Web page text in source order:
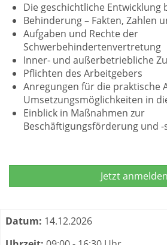
Die geschichtliche Entwicklung
Behinderung – Fakten, Zahlen
Aufgaben und Rechte der
Schwerbehindertenvertretung
Inner- und außerbetriebliche
Pflichten des Arbeitgebers
Anregungen für die praktische
Umsetzungsmöglichkeiten in
Einblick in Maßnahmen zur
Beschäftigungsförderung und
Jetzt anmelden
Termine zum dieser Kurs
Datum: 14.12.2026